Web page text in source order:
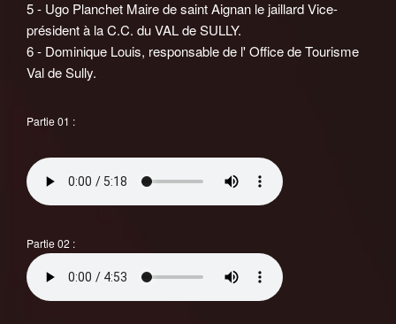
5 - Ugo Planchet Maire de saint Aignan le jaillard Vice-
président à la C.C. du VAL de SULLY.
6 - Dominique Louis, responsable de l' Office de Tourisme
Val de Sully.
Partie 01 :
Partie 02 :